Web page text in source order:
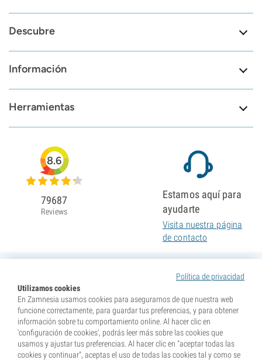
Descubre
Información
Herramientas
Política de privacidad
Utilizamos cookies
En Zamnesia usamos cookies para asegurarnos de que nuestra web
funcione correctamente, para guardar tus preferencias, y para obtener
información sobre tu comportamiento online. Al hacer clic en
'configuración de cookies', podrás leer más sobre las cookies que
usamos y ajustar tus preferencias. Al hacer clic en "aceptar todas las
cookies y continuar", aceptas el uso de todas las cookies tal y como se
8.6
79687
Reviews
Estamos aquí para
ayudarte
Visita nuestra página
de contacto